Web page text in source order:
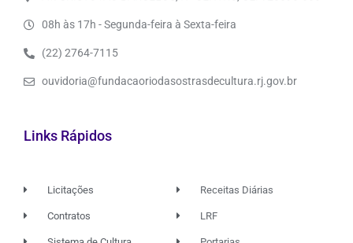
08h às 17h - Segunda-feira à Sexta-feira
(22) 2764-7115
ouvidoria@fundacaoriodasostrasdecultura.rj.gov.br
Links Rápidos
Licitações
Contratos
Receitas Diárias
LRF